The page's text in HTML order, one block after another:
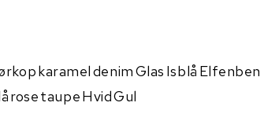
karameldenimGlas Isblå Elfenben
rosetaupeHvidGul